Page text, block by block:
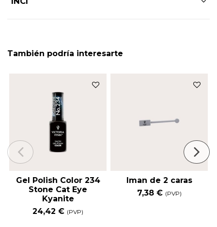
También podría interesarte
Gel Polish Color 234
Stone Cat Eye
Kyanite
24,42 € (PVP)
Iman de 2 caras
7,38 € (PVP)